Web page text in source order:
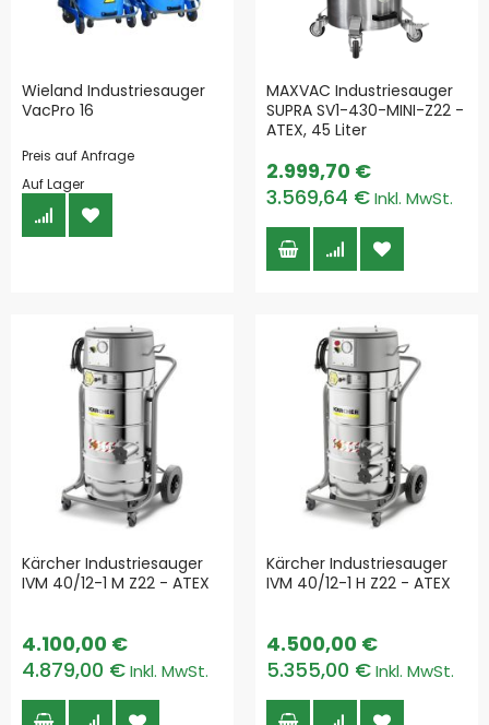
Wieland Industriesauger
VacPro 16
Preis auf Anfrage
Auf Lager
MAXVAC Industriesauger
SUPRA SV1-430-MINI-Z22 -
ATEX, 45 Liter
3.569,64 €
2.999,70 €
Kärcher Industriesauger
IVM 40/12-1 M Z22 - ATEX
4.879,00 €
4.100,00 €
Kärcher Industriesauger
IVM 40/12-1 H Z22 - ATEX
5.355,00 €
4.500,00 €